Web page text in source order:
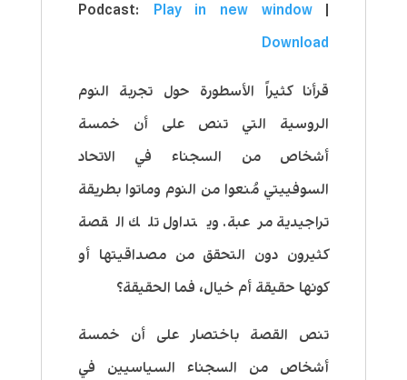
الصوت
Podcast: Play in new window|
Download
قرأنا كثيراً الأسطورة حول تجربة النوم
الروسية التي تنص على أن خمسة
أشخاص من السجناء في الاتحاد
السوفييتي مُنعوا من النوم وماتوا بطريقة
تراجيدية مرعبة. ويتداول تلك القصة
كثيرون دون التحقق من مصداقيتها أو
كونها حقيقة أم خيال، فما الحقيقة؟
تنص القصة باختصار على أن خمسة
أشخاص من السجناء السياسيين في